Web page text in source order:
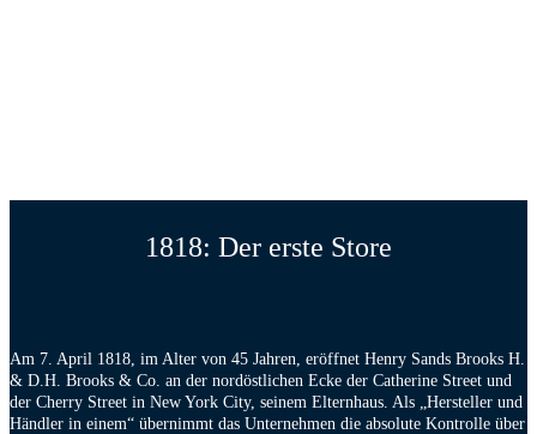
1818: Der erste Store
Am 7. April 1818, im Alter von 45 Jahren, eröffnet Henry Sands Brooks H.
& D.H. Brooks & Co. an der nordöstlichen Ecke der Catherine Street und
der Cherry Street in New York City, seinem Elternhaus. Als „Hersteller und
Händler in einem“ übernimmt das Unternehmen die absolute Kontrolle über